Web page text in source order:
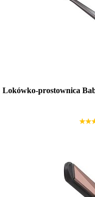
Lokówko-prostownica